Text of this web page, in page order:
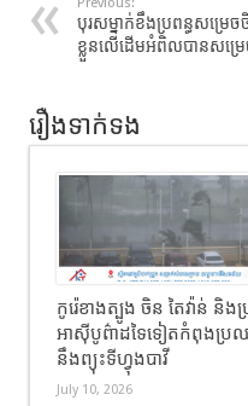
Previous:
បុរសម្នាក់ខឹងប្រពន្ធសម្រេច
ខ្លួនលើដើមអំពិលបានសម្រ
រឿងទាក់ទង
កូរ៉េខាងត្បូង ចិន តៃវ៉ាន់ និង
អាស៊ីបូព៌ាដទៃទៀតកំពុងប្
នឹងព្យុះទីហ្វុងបាវី
July 10, 2026